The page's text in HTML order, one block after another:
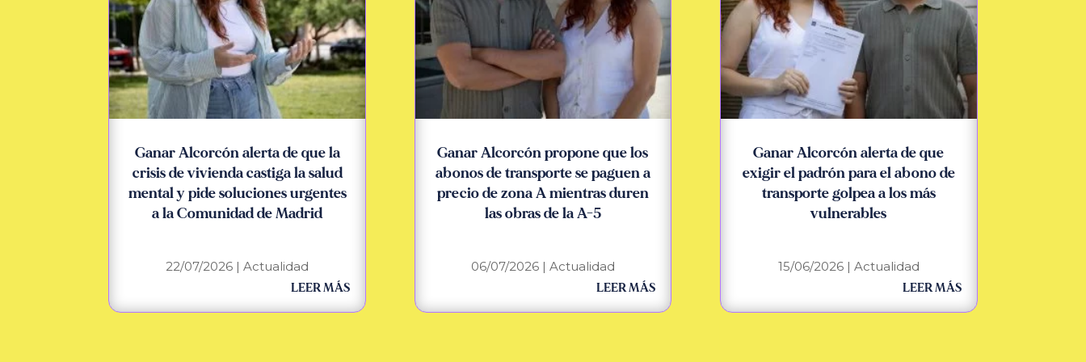
Ganar Alcorcón alerta de que la
crisis de vivienda castiga la salud
mental y pide soluciones urgentes
a la Comunidad de Madrid
22/07/2026 |Actualidad
LEER MÁS
Ganar Alcorcón propone que los
abonos de transporte se paguen a
precio de zona A mientras duren
las obras de la A-5
06/07/2026| Actualidad
LEER MÁS
Ganar Alcorcón alerta de que
exigir el padrón para el abono de
transporte golpea a los más
vulnerables
15/06/2026| Actualidad
LEER MÁS